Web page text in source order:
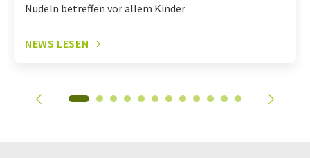
Nudeln betreffen vor allem Kinder
NEWS LESEN